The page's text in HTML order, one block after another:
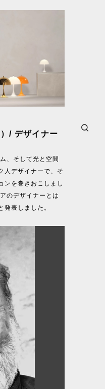
/ デザイナー
、そして光と空間
人デザイナーで、そ
ンを巻きおこしまし
のデザイナーとは
表しました。